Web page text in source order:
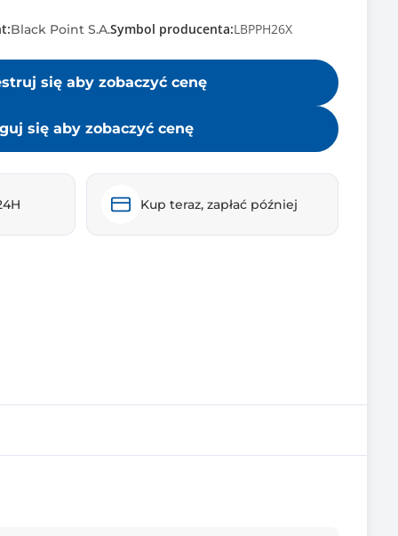
Black Point S.A.Symbol producenta:LBPPH26X
się aby zobaczyć cenę
się aby zobaczyć cenę
Kup teraz, zapłać później